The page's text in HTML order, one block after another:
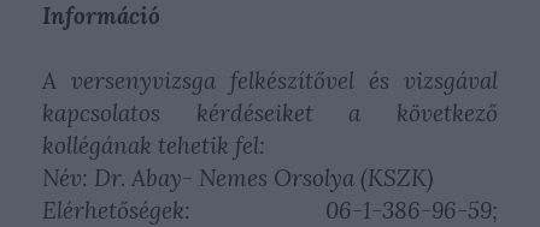
Információ
A versenyvizsga felkészítővel és vizsgával
kapcsolatos kérdéseiket a következő
kollégának tehetik fel:
Név: Dr. Abay- Nemes Orsolya (KSZK)
Elérhetőségek: 06-1-386-96-59;